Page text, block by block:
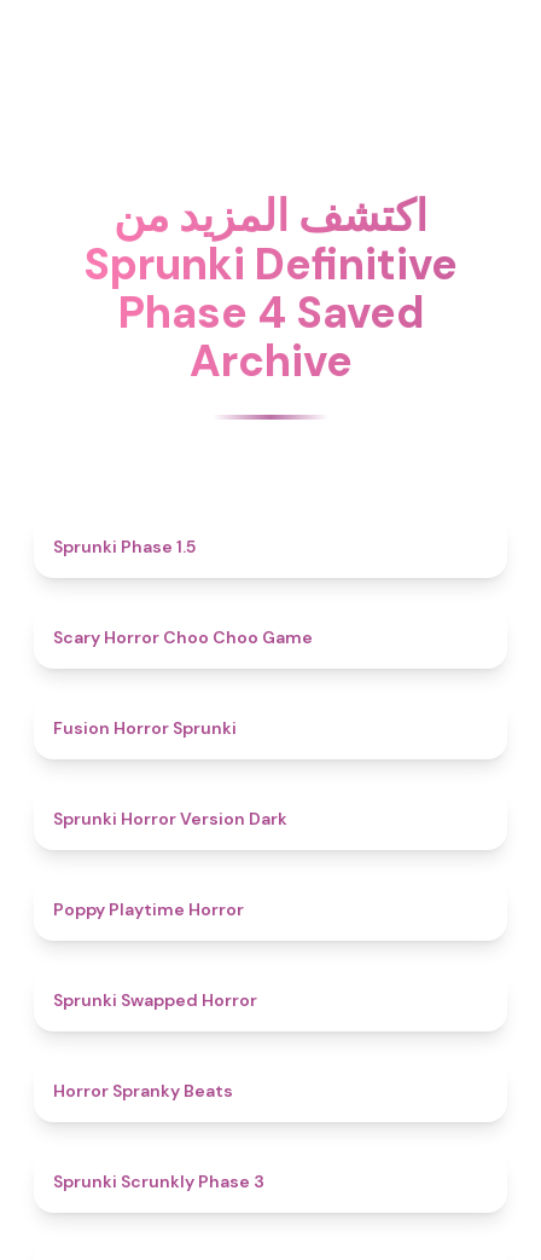
اكتشف المزيد من
Sprunki Definitive
Phase 4 Saved
Archive
Sprunki Phase 1.5
Scary Horror Choo Choo Game
Fusion Horror Sprunki
Sprunki Horror Version Dark
Poppy Playtime Horror
Sprunki Swapped Horror
Horror Spranky Beats
Sprunki Scrunkly Phase 3